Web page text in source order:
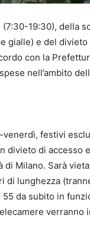
19:30), della
gialle) e del
con la
nell’ambito
festivi
divieto di accesso
Milano. Sarà
di lunghezza
da subito in
verranno